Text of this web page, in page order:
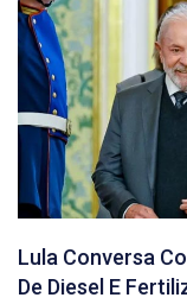
Lula Conversa
De Diesel E